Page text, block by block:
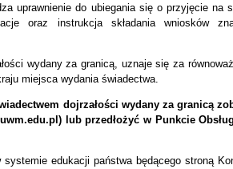
uprawnienie do ubiegania się o przyjęcie
oraz instrukcja składania wniosków
wydany za granicą, uznaje się za
miejsca wydania świadectwa.
dojrzałości wydany za granicą
lub przedłożyć w Punkcie
edukacji państwa będącego stroną